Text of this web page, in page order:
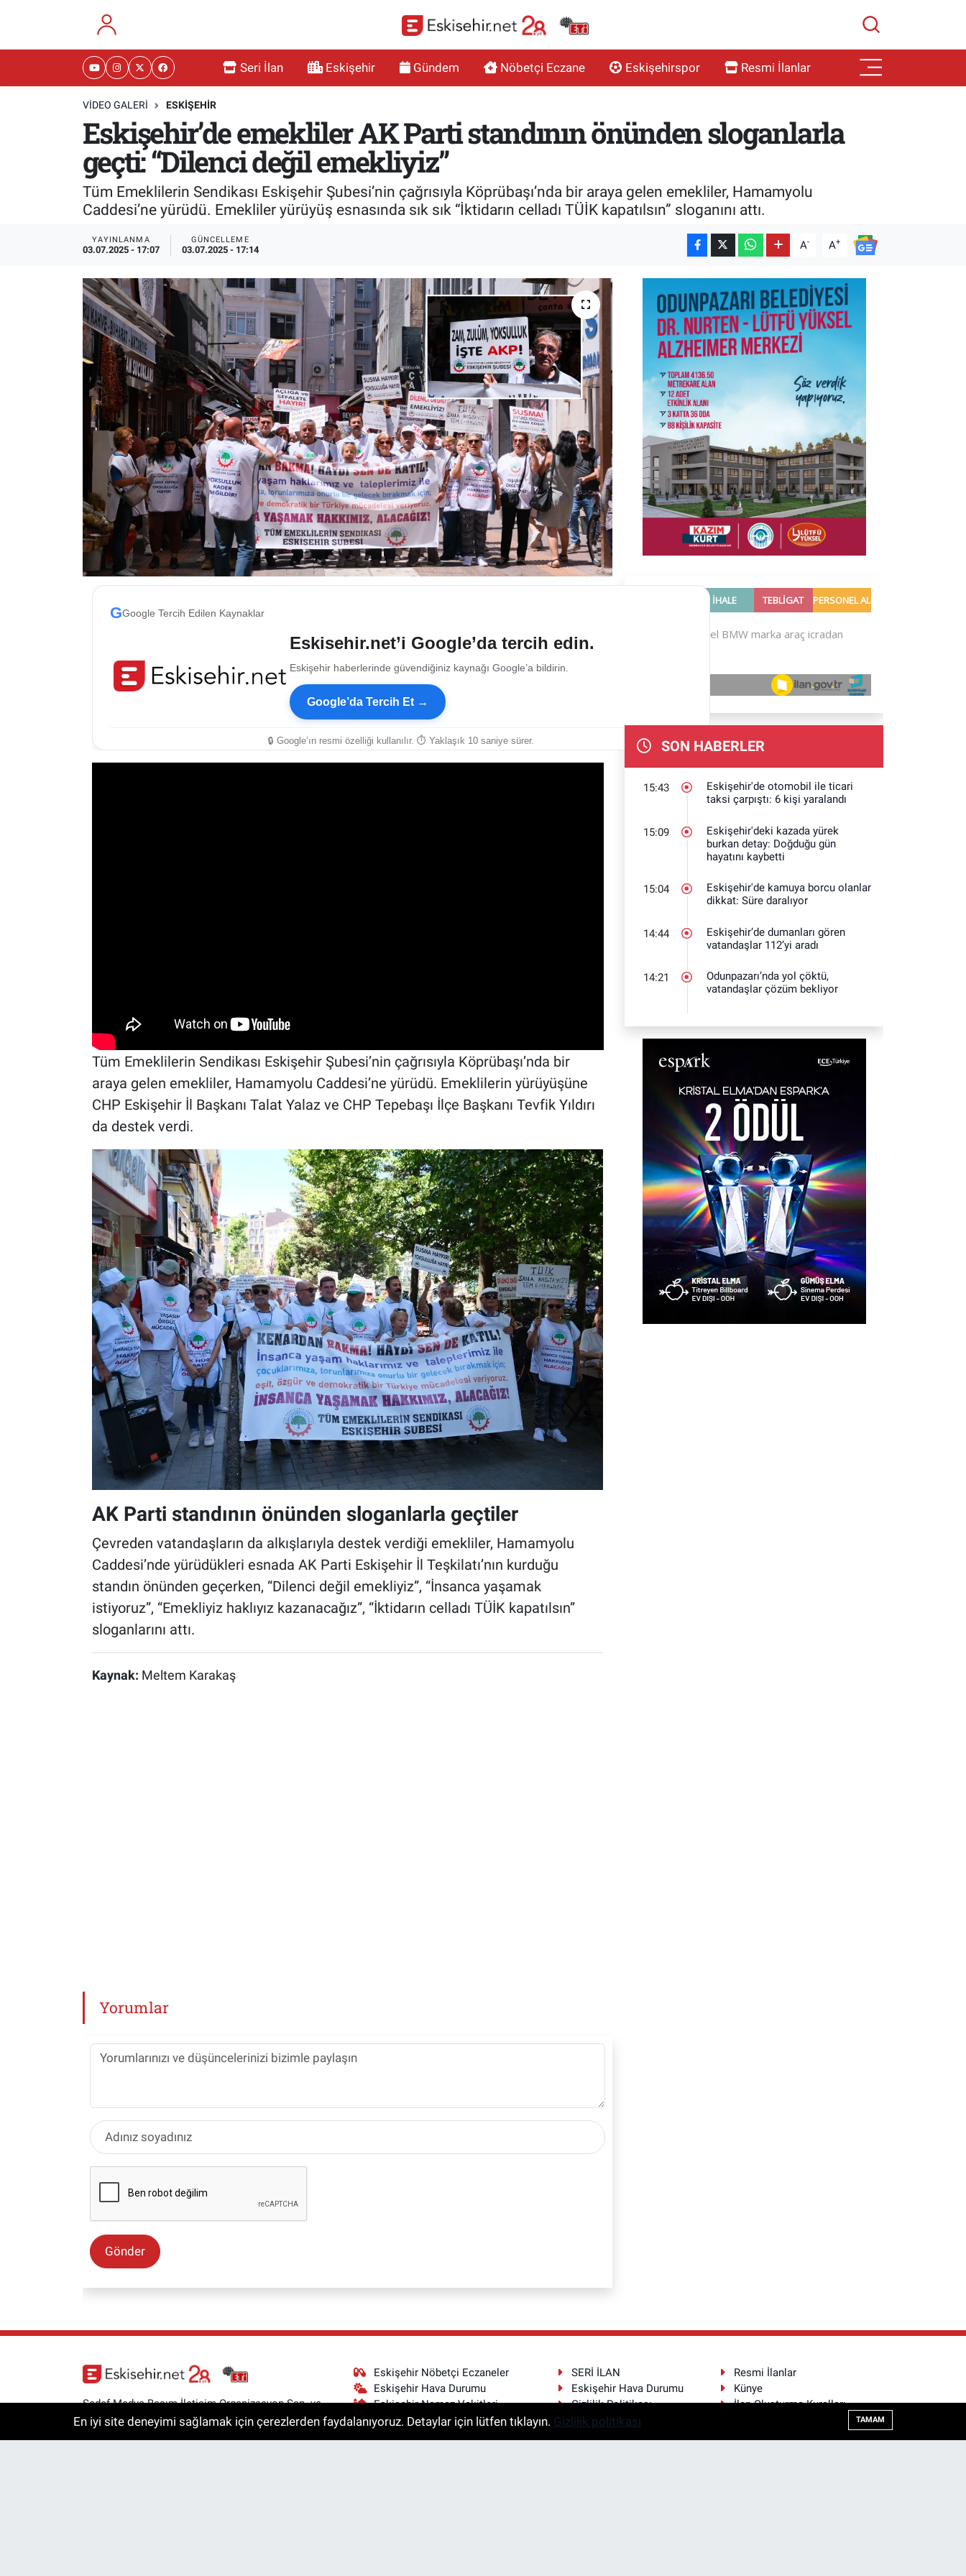
Seri İlan Eskişehir Gündem Nöbetçi Eczane Eskişehirspor Resmi İlanlar
VIDEO GALERI ESKİŞEHİR
Eskişehir’de emekliler AK Parti standının önünden sloganlarla
geçti: “Dilenci değil emekliyiz”
Tüm Emeklilerin Sendikası Eskişehir Şubesi’nin çağrısıyla Köprübaşı’nda bir araya gelen emekliler, Hamamyolu
Caddesi’ne yürüdü. Emekliler yürüyüş esnasında sık sık “İktidarın celladı TÜİK kapatılsın” sloganını attı.
YAYINLANMA
03.07.2025 - 17:07
GÜNCELLEME
03.07.2025 - 17:14 A- A+
GGoogle Tercih Edilen Kaynaklar
Eskisehir.net’i Google’da tercih edin.
Eskişehir haberlerinde güvendiğiniz kaynağı Google’a bildirin.
Google’da Tercih Et →
🔒 Google’ın resmi özelliği kullanılır. ⏱ Yaklaşık 10 saniye sürer.
Tüm Emeklilerin Sendikası Eskişehir Şubesi’nin çağrısıyla Köprübaşı’nda bir
araya gelen emekliler, Hamamyolu Caddesi’ne yürüdü. Emeklilerin yürüyüşüne
CHP Eskişehir İl Başkanı Talat Yalaz ve CHP Tepebaşı İlçe Başkanı Tevfik Yıldırı
da destek verdi.
AK Parti standının önünden sloganlarla geçtiler
Çevreden vatandaşların da alkışlarıyla destek verdiği emekliler, Hamamyolu
Caddesi’nde yürüdükleri esnada AK Parti Eskişehir İl Teşkilatı’nın kurduğu
standın önünden geçerken, “Dilenci değil emekliyiz”, “İnsanca yaşamak
istiyoruz”, “Emekliyiz haklıyız kazanacağız”, “İktidarın celladı TÜİK kapatılsın”
sloganlarını attı.
Kaynak: Meltem Karakaş
Yorumlar
Gönder
SON HABERLER
15:43
Eskişehir'de otomobil ile ticari
taksi çarpıştı: 6 kişi yaralandı
15:09
Eskişehir'deki kazada yürek
burkan detay: Doğduğu gün
hayatını kaybetti
15:04
Eskişehir'de kamuya borcu olanlar
dikkat: Süre daralıyor
14:44
Eskişehir’de dumanları gören
vatandaşlar 112’yi aradı
14:21
Odunpazarı’nda yol çöktü,
vatandaşlar çözüm bekliyor
Sedef Medya Basım İletişim Organizasyon San. ve
Tic. A.Ş.
Eskişehir Nöbetçi Eczaneler
Eskişehir Hava Durumu
Eskişehir Namaz Vakitleri
Eskişehir Trafik Yoğunluk Haritası
SERİ İLAN
Resmi İlanlar
Eskişehir Hava Durumu
Künye
Gizlilik Politikası
İlan Oluşturma Kuralları
İletişim
En iyi site deneyimi sağlamak için çerezlerden faydalanıyoruz. Detaylar için lütfen tıklayın. Gizlilik politikası TAMAM
RESMİ İLANLAR
MAGAZİN
TEKNOLOJİ
ESKİŞEHİR NÖBETÇİ ECZANELER
Eskişehir Haber İçerikleri
Eskişehir Hava Durumu
Eskişehir Tramvay Saatleri
Eskişehir Otobüs Saatleri
Eskişehir Nöbetçi Eczaneler
Eskişehir Namaz Vakitleri
Eskişehir Trafik Yoğunluk Haritası
Süper Lig Puan Durumu ve Fikstür
Tüm Manşetler
Son Dakika Haberleri
Haber Arşivi